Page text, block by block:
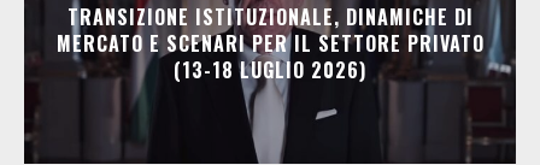
TRANSIZIONE ISTITUZIONALE, DINAMICHE DI
MERCATO E SCENARI PER IL SETTORE PRIVATO
(13-18 LUGLIO 2026)